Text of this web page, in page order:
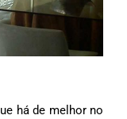
há de melhor no